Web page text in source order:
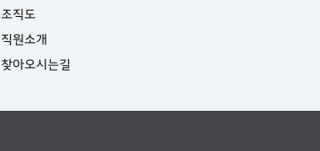
조직도
직원소개
찾아오시는길